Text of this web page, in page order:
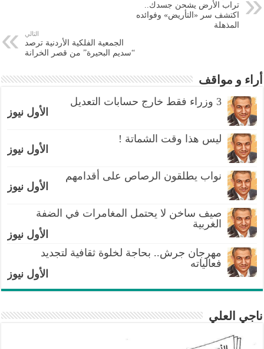
تراب الأرض يشحن جسدك..
اكتشف سر «التأريض» وفوائده
المذهلة
التالي
الجمعية الفلكية الأردنية ترصد
“سديم البحيرة” من قصر الخرانة
أراء و مواقف
3 وزراء فقط خارج حسابات التعديل
الأول نيوز
ليس هذا وقت الشماتة !
الأول نيوز
نواب يطلقون الرصاص على أقدامهم
الأول نيوز
صيف ساخن لا يحتمل المغامرات في الضفة
الغربية
الأول نيوز
مهرجان جرش.. بحاجة لخلوة ثقافية لتجديد
فعالياته
الأول نيوز
ناجي العلي